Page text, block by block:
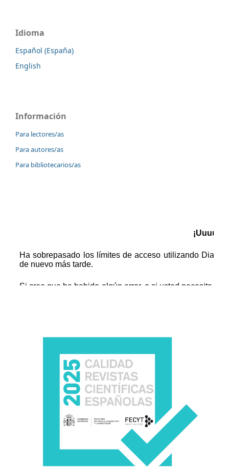
Idioma
Español (España)
English
Información
Para lectores/as
Para autores/as
Para bibliotecarios/as